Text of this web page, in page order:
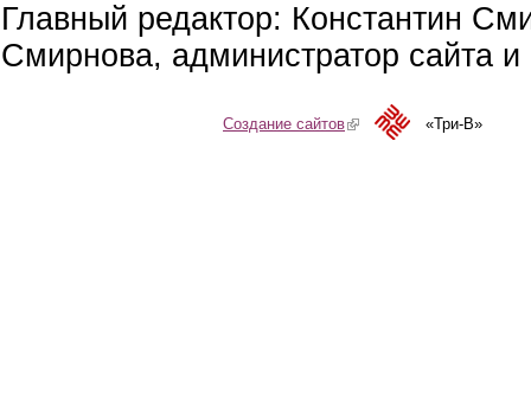
Главный редактор: Константин
Смирнова, администратор сайта
Создание сайтов(link is external)«Три-В»